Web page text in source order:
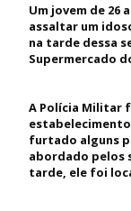
Um jovem de 26
assaltar um
na tarde dessa
Supermercado
A Polícia Militar
furtado alguns
abordado pelos
tarde, ele foi